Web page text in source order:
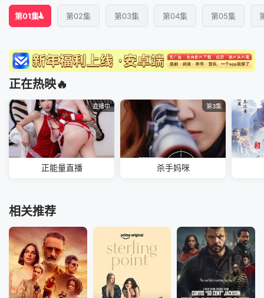
第01集 第02集 第03集 第04集 第05集
正在热映🔥
直播中
正能量直播
第3集
杀手妈咪
相关推荐